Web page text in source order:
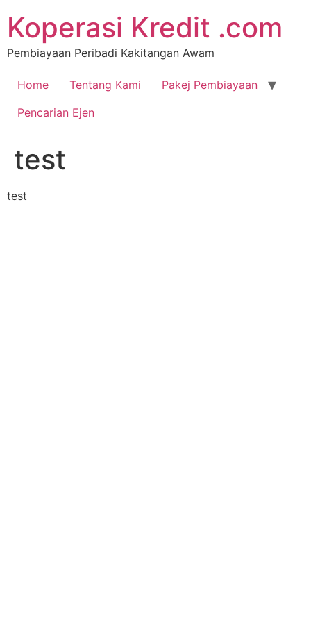
Koperasi Kredit .com
Pembiayaan Peribadi Kakitangan Awam
Home Tentang Kami
Pakej Pembiayaan
Pencarian Ejen
test
test